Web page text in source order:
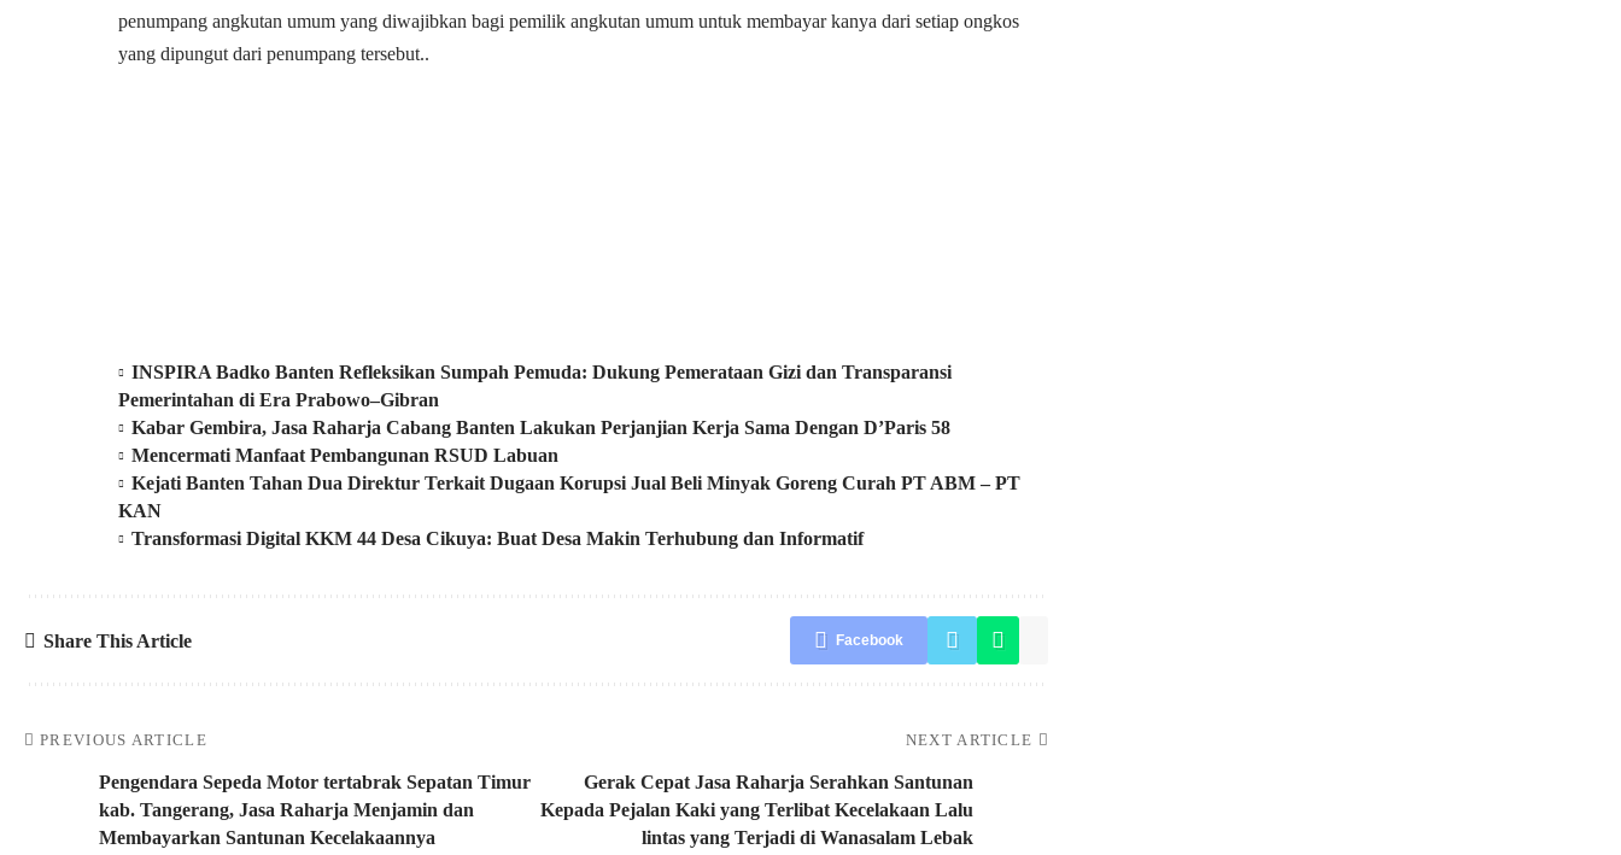
penumpang angkutan umum yang diwajibkan bagi pemilik angkutan umum untuk membayar kanya dari setiap ongkos
yang dipungut dari penumpang tersebut..
INSPIRA Badko Banten Refleksikan Sumpah Pemuda: Dukung Pemerataan Gizi dan Transparansi
Pemerintahan di Era Prabowo–Gibran
Kabar Gembira, Jasa Raharja Cabang Banten Lakukan Perjanjian Kerja Sama Dengan D’Paris 58
Mencermati Manfaat Pembangunan RSUD Labuan
Kejati Banten Tahan Dua Direktur Terkait Dugaan Korupsi Jual Beli Minyak Goreng Curah PT ABM – PT
KAN
Transformasi Digital KKM 44 Desa Cikuya: Buat Desa Makin Terhubung dan Informatif
Share This Article Facebook
PREVIOUS ARTICLE
Pengendara Sepeda Motor tertabrak Sepatan Timur
kab. Tangerang, Jasa Raharja Menjamin dan
Membayarkan Santunan Kecelakaannya
NEXT ARTICLE
Gerak Cepat Jasa Raharja Serahkan Santunan
Kepada Pejalan Kaki yang Terlibat Kecelakaan Lalu
lintas yang Terjadi di Wanasalam Lebak